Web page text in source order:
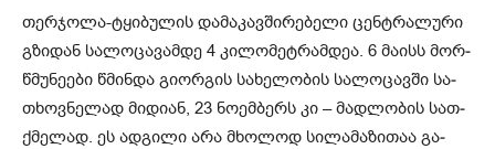
თერ­ჯო­ლა-ტყი­ბუ­ლის და­მა­კავ­ში­რე­ბე­ლი ცენ­ტ­რა­ლუ­რი
გზი­დან სა­ლო­ცა­ვამ­დე 4 კი­ლო­მეტ­რამ­დეა. 6 მა­ისს მორ­
წ­მუ­ნე­ე­ბი წმინ­და გი­ორ­გის სა­ხე­ლო­ბის სა­ლო­ცავ­ში სა­
თხოვ­ნე­ლად მი­დი­ან, 23 ნო­ემ­ბერს კი – მად­ლო­ბის სათ­
ქ­მე­ლად. ეს ად­გი­ლი არა მხო­ლოდ სი­ლა­მა­ზი­თაა გა­